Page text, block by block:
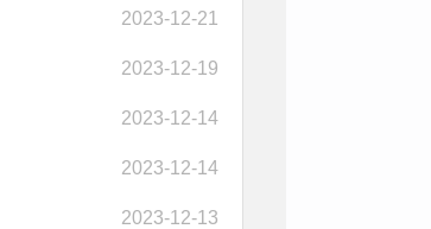
2023-12-21
2023-12-19
2023-12-14
2023-12-14
2023-12-13